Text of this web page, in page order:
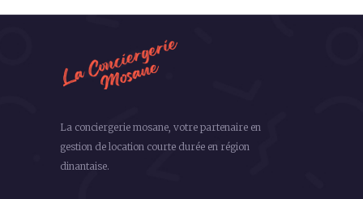
La conciergerie mosane, votre partenaire en
gestion de location courte durée en région
dinantaise.